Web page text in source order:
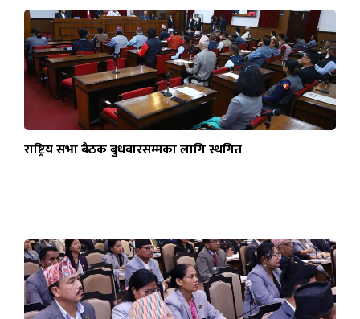
राष्ट्रिय सभा बैठक बुधबारसम्मका लागि स्थगित